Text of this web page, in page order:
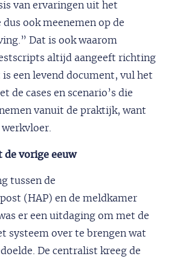
van ervaringen uit het
ook meenemen op de
Dat is ook waarom
altijd aangeeft richting
een levend document, vul het
de cases en scenario’s die
vanuit de praktijk, want
de vorige eeuw
tussen de
(HAP) en de meldkamer
er een uitdaging om met de
systeem over te brengen wat
De centralist kreeg de